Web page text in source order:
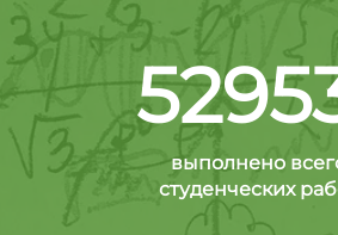
выполнено
студенческих